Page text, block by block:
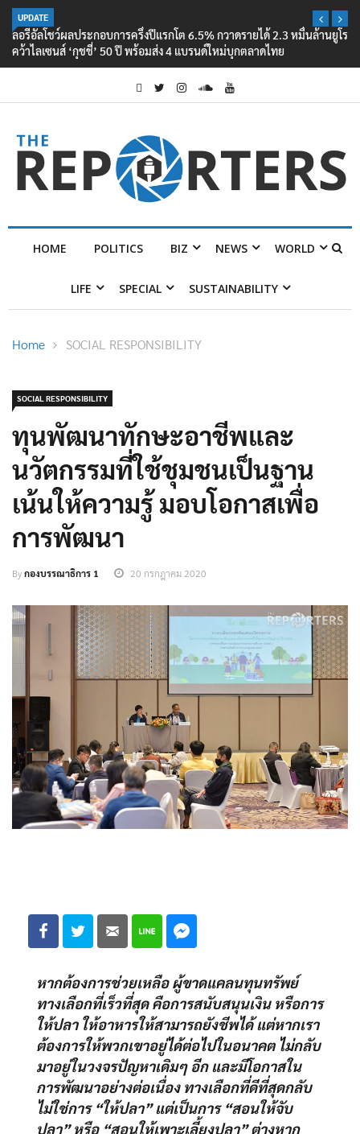
UPDATE
ลอรีอัลโชว์ผลประกอบการครึ่งปีแรกโต 6.5% กวาดรายได้ 2.3 หมื่นล้านยูโร
คว้าไลเซนส์ ‘กุชชี่’ 50 ปี พร้อมส่ง 4 แบรนด์ใหม่บุกตลาดไทย
HOME POLITICS BIZ NEWS WORLD
LIFE SPECIAL SUSTAINABILITY
Home SOCIAL RESPONSIBILITY
SOCIAL RESPONSIBILITY
ทุนพัฒนาทักษะอาชีพและ
นวัตกรรมที่ใช้ชุมชนเป็นฐาน
เน้นให้ความรู้ มอบโอกาสเพื่อ
การพัฒนา
Byกองบรรณาธิการ 1 20 กรกฎาคม 2020
หากต้องการช่วยเหลือ ผู้ขาดแคลนทุนทรัพย์
ทางเลือกที่เร็วที่สุด คือการสนับสนุนเงิน หรือการ
ให้ปลา ให้อาหารให้สามารถยังชีพได้ แต่หากเรา
ต้องการให้พวกเขาอยู่ได้ต่อไปในอนาคต ไม่กลับ
มาอยู่ในวงจรปัญหาเดิมๆ อีก และมีโอกาสใน
การพัฒนาอย่างต่อเนื่อง ทางเลือกที่ดีที่สุดกลับ
ไม่ใช่การ “ให้ปลา” แต่เป็นการ “สอนให้จับ
ปลา” หรือ “สอนให้เพาะเลี้ยงปลา” ต่างหาก